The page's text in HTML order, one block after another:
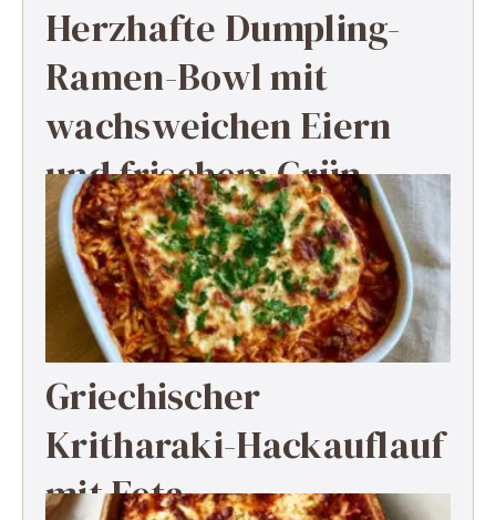
Herzhafte Dumpling-
Ramen-Bowl mit
wachsweichen Eiern
und frischem Grün
Griechischer
Kritharaki-Hackauflauf
mit Feta